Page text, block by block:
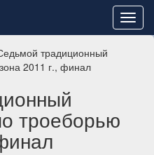
традиционный
2011 г., финал
троеборью